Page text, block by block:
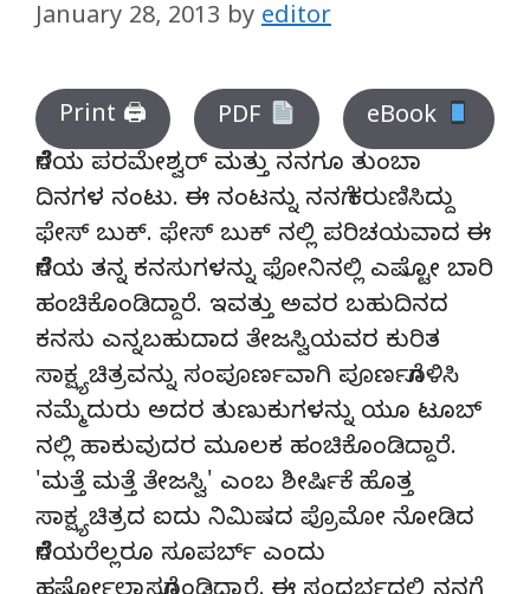
January 28, 2013 by editor
Print 🖨 PDF
eBook
ಗೆಳೆಯ ಪರಮೇಶ್ವರ್ ಮತ್ತು ನನಗೂ ತುಂಬಾ
ದಿನಗಳ ನಂಟು. ಈ ನಂಟನ್ನು ನನಗೆ ಕರುಣಿಸಿದ್ದು
ಫೇಸ್ ಬುಕ್. ಫೇಸ್ ಬುಕ್ ನಲ್ಲಿ ಪರಿಚಯವಾದ ಈ
ಗೆಳೆಯ ತನ್ನ ಕನಸುಗಳನ್ನು ಫೋನಿನಲ್ಲಿ ಎಷ್ಟೋ ಬಾರಿ
ಹಂಚಿಕೊಂಡಿದ್ದಾರೆ. ಇವತ್ತು ಅವರ ಬಹುದಿನದ
ಕನಸು ಎನ್ನಬಹುದಾದ ತೇಜಸ್ವಿಯವರ ಕುರಿತ
ಸಾಕ್ಷ್ಯಚಿತ್ರವನ್ನು ಸಂಪೂರ್ಣವಾಗಿ ಪೂರ್ಣಗೊಳಿಸಿ
ನಮ್ಮೆದುರು ಅದರ ತುಣುಕುಗಳನ್ನು ಯೂ ಟೂಬ್
ನಲ್ಲಿ ಹಾಕುವುದರ ಮೂಲಕ ಹಂಚಿಕೊಂಡಿದ್ದಾರೆ.
'ಮತ್ತೆ ಮತ್ತೆ ತೇಜಸ್ವಿ' ಎಂಬ ಶೀರ್ಷಿಕೆ ಹೊತ್ತ
ಸಾಕ್ಷ್ಯಚಿತ್ರದ ಐದು ನಿಮಿಷದ ಪ್ರೊಮೋ ನೋಡಿದ
ಗೆಳೆಯರೆಲ್ಲರೂ ಸೂಪರ್ಬ್ ಎಂದು